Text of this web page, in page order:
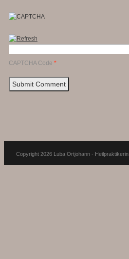
CAPTCHA Code *
Copyright 2026 Luba Ortjohann -